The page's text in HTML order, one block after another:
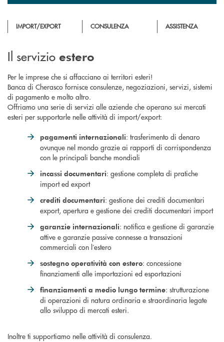
IMPORT/EXPORT CONSULENZA ASSISTENZA
Il servizio estero
Per le imprese che si affacciano ai territori esteri!
Banca di Cherasco fornisce consulenze, negoziazioni, servizi, sistemi
di pagamento e molto altro.
Offriamo una serie di servizi alle aziende che operano sui mercati
esteri per supportarle nelle attività di import/export:
pagamenti internazionali: trasferimento di denaro
ovunque nel mondo grazie ai rapporti di corrispondenza
con le principali banche mondiali
incassi documentari: gestione completa di pratiche
import ed export
crediti documentari: gestione dei crediti documentari
export, apertura e gestione dei crediti documentari import
garanzie internazionali: notifica e gestione di garanzie
attive e garanzie passive connesse a transazioni
commerciali con l’estero
sostegno operatività con estero: concessione
finanziamenti alle importazioni ed esportazioni
finanziamenti a medio lungo termine: strutturazione
di operazioni di natura ordinaria e straordinaria legate
allo sviluppo di mercati esteri.
Inoltre ti supportiamo nelle attività di consulenza.